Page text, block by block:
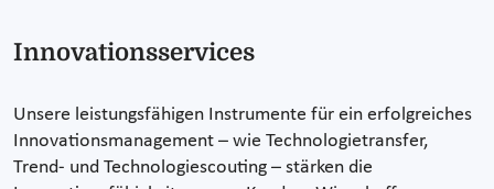
Innovationsservices
Unsere leistungsfähigen Instrumente für ein erfolgreiches
Innovationsmanagement – wie Technologietransfer,
Trend- und Technologiescouting – stärken die